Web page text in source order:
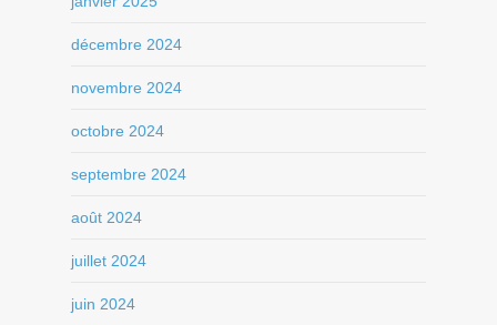
décembre 2024
novembre 2024
octobre 2024
septembre 2024
août 2024
juillet 2024
juin 2024